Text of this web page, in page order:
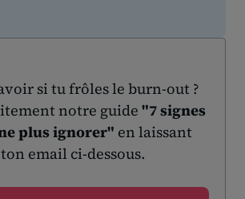
si tu frôles le burn-out ?
notre guide "7 signes
plus ignorer" en laissant
email ci-dessous.